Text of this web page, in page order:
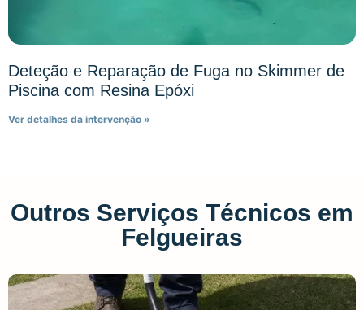
Deteção e Reparação de Fuga no Skimmer de
Piscina com Resina Epóxi
Ver detalhes da intervenção »
Outros Serviços Técnicos em
Felgueiras